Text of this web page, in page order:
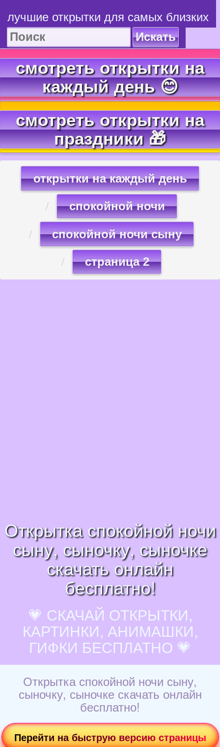
лучшие открытки для самых близких
Искать
смотреть открытки на
каждый день 😊
смотреть открытки на
праздники 🎁
открытки на каждый день
спокойной ночи
спокойной ночи сыну
страница 2
Открытка спокойной ночи
сыну, сыночку, сыночке
скачать онлайн
бесплатно!
💗 СКАЧАЙ ОТКРЫТКИ,
КАРТИНКИ, АНИМАШКИ,
ГИФКИ БЕСПЛАТНО 💗
Открытка спокойной ночи сыну,
сыночку, сыночке скачать онлайн
бесплатно!
Перейти на быструю версию страницы